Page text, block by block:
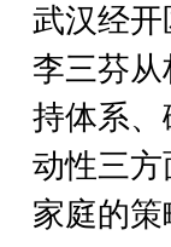
武汉经
李三芬从
持体系
动性三
家庭的策